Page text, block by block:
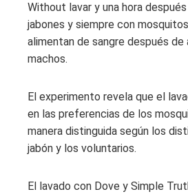
Without lavar y una hora
jabones y siempre con
alimentan de sangre después de
machos.
El experimento revela que el
en las preferencias de los
manera distinguida según los
jabón y los voluntarios.
El lavado con Dove y Simple